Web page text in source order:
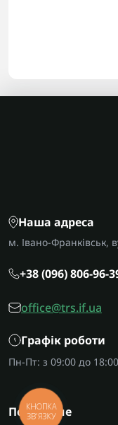
Наша адреса
м. Івано-Франківськ,
+38 (096) 806-96-
office@trs.if.ua
Графік роботи
Пн-Пт: з 09:00 до 18:00
Популярне
КНОПКА
ЗВ'ЯЗКУ